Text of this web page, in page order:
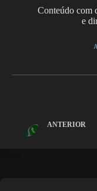
Conteúdo com
e
ANTERIOR